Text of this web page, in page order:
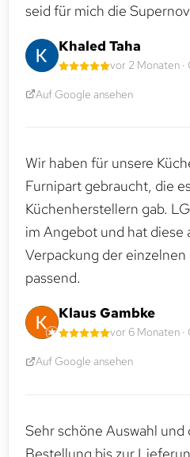
seid für mich die
Khaled Taha
vor 2 Monaten ·
Auf Google ansehen
Wir haben für unsere
Furnipart gebraucht, die
Küchenherstellern gab.
im Angebot und hat diese
Verpackung der
passend.
Klaus Gambke
vor 6 Monaten ·
Auf Google ansehen
Sehr schöne Auswahl
Bestellung bis zur